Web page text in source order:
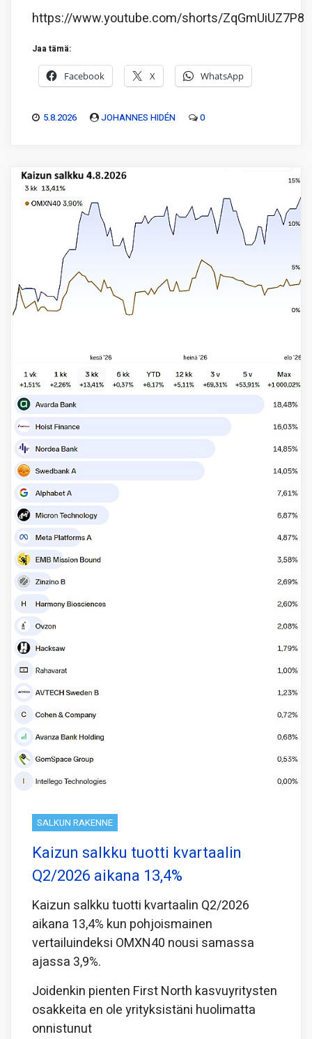
https://www.youtube.com/shorts/ZqGmUiUZ7P8
Jaa tämä:
Facebook X WhatsApp
5.8.2026 JOHANNES HIDÉN 0
SALKUN RAKENNE
Kaizun salkku tuotti kvartaalin
Q2/2026 aikana 13,4%
Kaizun salkku tuotti kvartaalin Q2/2026
aikana 13,4% kun pohjoismainen
vertailuindeksi OMXN40 nousi samassa
ajassa 3,9%.
Joidenkin pienten First North kasvuyritysten
osakkeita en ole yrityksistäni huolimatta
onnistunut